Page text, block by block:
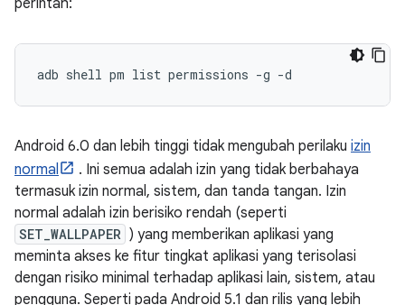
perintah:
adb shell pm list permissions -g -d
Android 6.0 dan lebih tinggi tidak mengubah perilaku izin
normal
. Ini semua adalah izin yang tidak berbahaya
termasuk izin normal, sistem, dan tanda tangan. Izin
normal adalah izin berisiko rendah (seperti
SET_WALLPAPER ) yang memberikan aplikasi yang
meminta akses ke fitur tingkat aplikasi yang terisolasi
dengan risiko minimal terhadap aplikasi lain, sistem, atau
pengguna. Seperti pada Android 5.1 dan rilis yang lebih